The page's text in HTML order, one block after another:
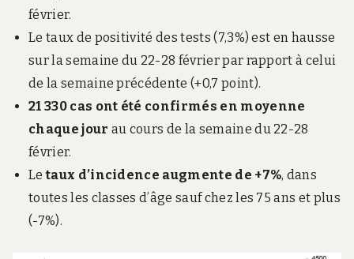
février.
Le taux de positivité des tests (7,3%) est en hausse
sur la semaine du 22-28 février par rapport à celui
de la semaine précédente (+0,7 point).
21 330 cas ont été confirmés en moyenne
chaque jour au cours de la semaine du 22-28
février.
Le taux d’incidence augmente de +7%, dans
toutes les classes d’âge sauf chez les 75 ans et plus
(-7%).